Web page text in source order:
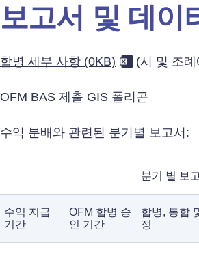
보고서 및 데이
합병 세부 사항 (0KB) (시 및 조
OFM BAS 제출 GIS 폴리곤
수익 분배와 관련된 분기별 보고서:
분기 별 보
수익 지급
기간
OFM 합병 승
인 기간
합병, 통합
정